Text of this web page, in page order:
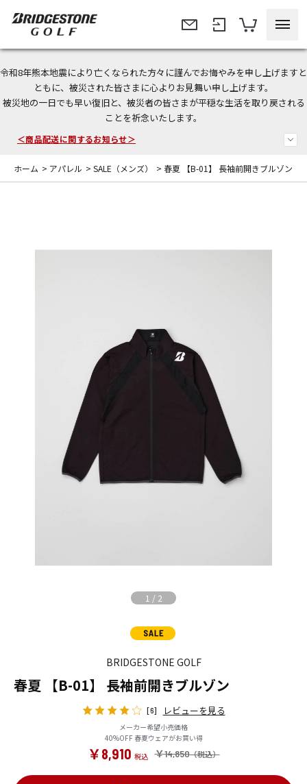
令和8年熊本地震により亡くなられた方々に謹んでお悔やみを申し上げますと
ともに、被災された皆さまに心よりお見舞い申し上げます。
被災地の一日でも早い復旧と、被災者の皆さまが平穏な生活を取り戻される
ことを祈念いたします。
今なら新規会員登録で1,000円OFFクーポンプレゼント！
＜商品配送に関するお知らせ＞
＜夏季休暇中のご注文・発送・お問い合わせ＞
ホーム > アパレル > SALE（メンズ） > 春夏 【B-01】 長袖前開きブルゾン
1 / 2
BRIDGESTONE GOLF
春夏 【B-01】 長袖前開きブルゾン
[6] レビューを見る
メーカー希望小売価格
40%OFF 春夏ウェアがお買い得
￥14,850
￥8,910